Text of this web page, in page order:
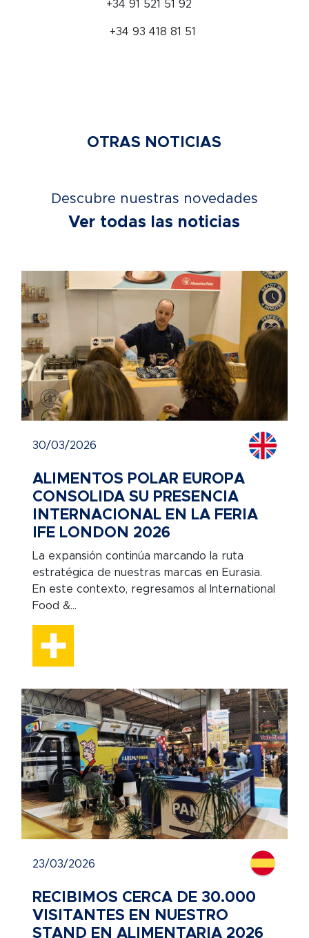
+34 91 521 51 92
+34 93 418 81 51
OTRAS NOTICIAS
Descubre nuestras novedades
Ver todas las noticias
30/03/2026
ALIMENTOS POLAR EUROPA
CONSOLIDA SU PRESENCIA
INTERNACIONAL EN LA FERIA
IFE LONDON 2026
La expansión continúa marcando la ruta
estratégica de nuestras marcas en Eurasia.
En este contexto, regresamos al International
Food &...
23/03/2026
RECIBIMOS CERCA DE 30.000
VISITANTES EN NUESTRO
STAND EN ALIMENTARIA 2026